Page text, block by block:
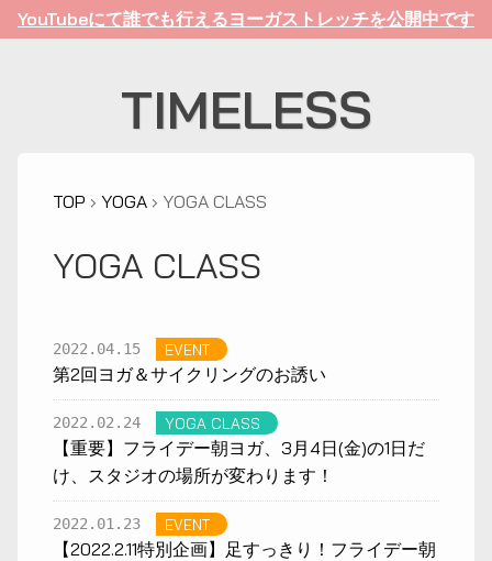
YouTubeにて誰でも行えるヨーガストレッチを公開中です
TIMELESS
TOP › YOGA › YOGA CLASS
YOGA CLASS
2022.04.15 EVENT
第2回ヨガ＆サイクリングのお誘い
2022.02.24 YOGA CLASS
【重要】フライデー朝ヨガ、3月4日(金)の1日だ
け、スタジオの場所が変わります！
2022.01.23 EVENT
【2022.2.11特別企画】足すっきり！フライデー朝